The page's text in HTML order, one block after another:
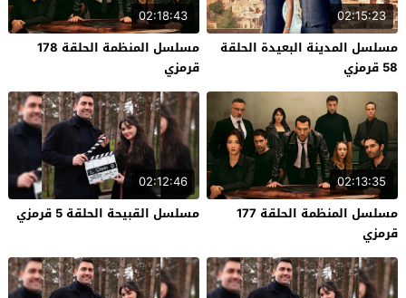
02:15:23
مسلسل المدينة البعيدة الحلقة
58 قرمزي
02:18:43
مسلسل المنظمة الحلقة 178
قرمزي
02:13:35
مسلسل المنظمة الحلقة 177
قرمزي
02:12:46
مسلسل القبيحة الحلقة 5 قرمزي